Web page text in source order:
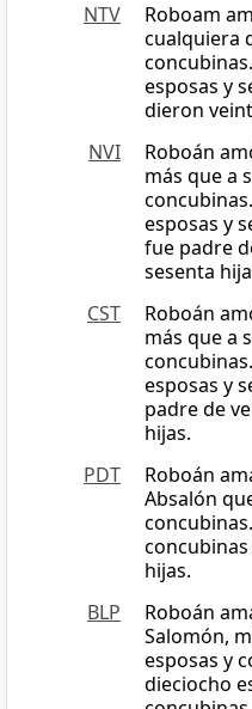
NTV
Roboam
cualquiera
esposas y
dieron
NVI
Roboán
más que a
esposas y
fue padre
sesenta
CST
Roboán
más que a
esposas y
padre de
hijas.
PDT
Roboán
Absalón
hijas.
BLP
Roboán
Salomón,
esposas y
dieciocho